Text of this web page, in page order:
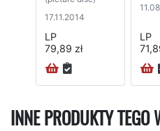
17.11.2014
LP
79,89 zł
LP
INNE PRODUKTY TEGO